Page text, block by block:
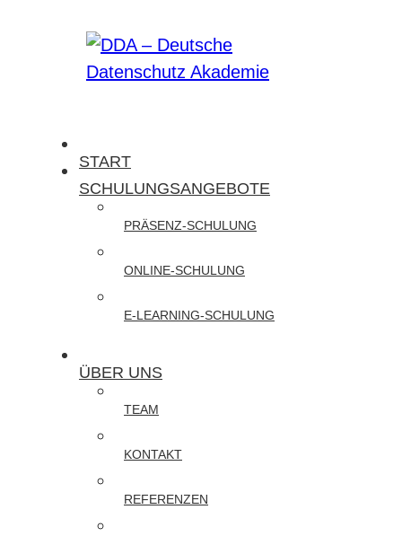
DDA
Deutsche
Akademie
Präsenz-
Schulungen
DATENSCHUTZ
START
SCHULUNGSANGEBOTE
PRÄSENZ-SCHULUNG
ONLINE-SCHULUNG
E-LEARNING-SCHULUNG
ÜBER UNS
TEAM
KONTAKT
REFERENZEN